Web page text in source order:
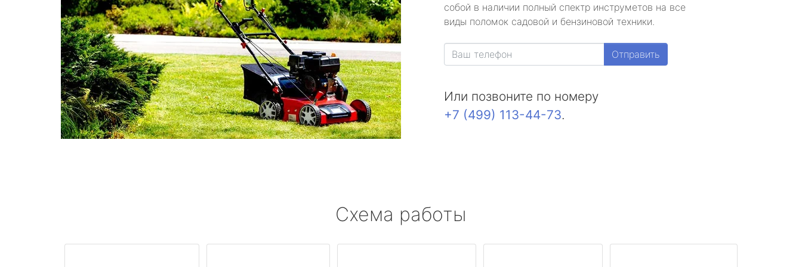
собой в наличии полный спектр инструметов на все
виды поломок садовой и бензиновой техники.
Отправить
Или позвоните по номеру
+7 (499) 113-44-73.
Схема работы